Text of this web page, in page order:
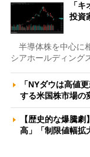
「
投資
半導体株を中心に
シアホールディング
「NYダウは高値
する米国株市場
【歴史的な爆騰
高」「制限値幅